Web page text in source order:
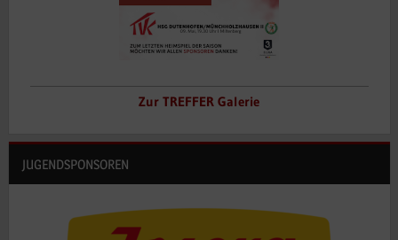
Zur TREFFER Galerie
JUGENDSPONSOREN